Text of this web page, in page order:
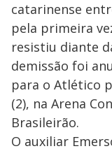
catarinense
pela primeira
resistiu diante
demissão foi
para o Atlético
(2), na Arena
Brasileirão.
O auxiliar